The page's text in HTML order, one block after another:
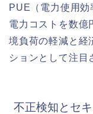
PUE（電力使用
電力コストを数億
境負荷の軽減と経
ションとして注目
不正検知とセ